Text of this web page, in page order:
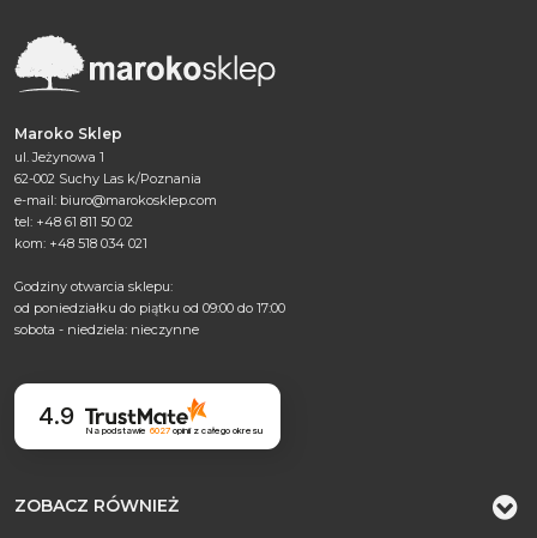
Maroko Sklep
ul. Jeżynowa 1
62-002 Suchy Las k/Poznania
e-mail: biuro@marokosklep.com
tel: +48 61 811 50 02
kom: +48 518 034 021
Godziny otwarcia sklepu:
od poniedziałku do piątku od 09:00 do 17:00
sobota - niedziela: nieczynne
4.9
Na podstawie 6027opinii z całego okresu
ZOBACZ RÓWNIEŻ